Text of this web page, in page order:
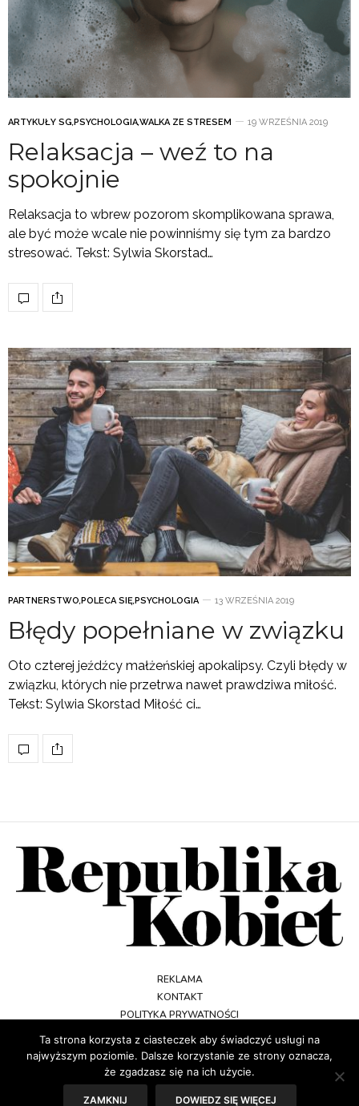
ARTYKUŁY SG,PSYCHOLOGIA,WALKA ZE STRESEM 19 WRZEŚNIA 2019
Relaksacja – weź to na
spokojnie
Relaksacja to wbrew pozorom skomplikowana sprawa,
ale być może wcale nie powinniśmy się tym za bardzo
stresować. Tekst: Sylwia Skorstad…
PARTNERSTWO,POLECA SIĘ,PSYCHOLOGIA 13 WRZEŚNIA 2019
Błędy popełniane w związku
Oto czterej jeźdźcy małżeńskiej apokalipsy. Czyli błędy w
związku, których nie przetrwa nawet prawdziwa miłość.
Tekst: Sylwia Skorstad Miłość ci…
REKLAMA
KONTAKT
POLITYKA PRYWATNOŚCI
Ta strona korzysta z ciasteczek aby świadczyć usługi na
najwyższym poziomie. Dalsze korzystanie ze strony oznacza,
że zgadzasz się na ich użycie.
ZAMKNIJ DOWIEDZ SIĘ WIĘCEJ